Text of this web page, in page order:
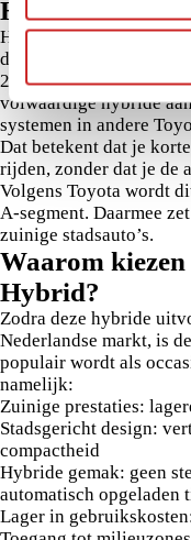
Hybrid?
Hoewel de exacte
door Toyota, weten we
2026 naar Nederland
volwaardige hybride
systemen in andere
Dat betekent dat je
rijden, zonder dat je de
Volgens Toyota wordt
A-segment. Daarmee
zuinige stadsauto’s.
Waarom
Hybrid?
Zodra deze hybride
Nederlandse markt, is
populair wordt als
namelijk:
Zuinige prestaties:
Stadsgericht design:
compactheid
Hybride gemak: geen
automatisch opgeladen
Lager in